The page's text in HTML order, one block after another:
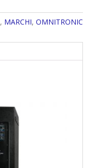
, MARCHI, OMNITRONIC